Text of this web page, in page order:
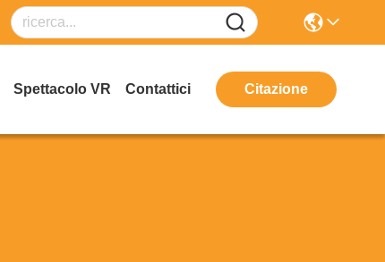
Spettacolo VR Contattici Citazione